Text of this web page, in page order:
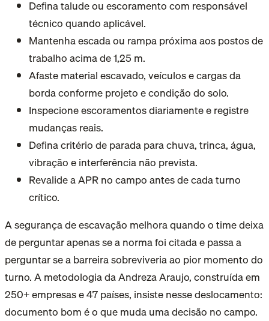
Defina talude ou escoramento com responsável
técnico quando aplicável.
Mantenha escada ou rampa próxima aos postos de
trabalho acima de 1,25 m.
Afaste material escavado, veículos e cargas da
borda conforme projeto e condição do solo.
Inspecione escoramentos diariamente e registre
mudanças reais.
Defina critério de parada para chuva, trinca, água,
vibração e interferência não prevista.
Revalide a APR no campo antes de cada turno
crítico.
A segurança de escavação melhora quando o time deixa
de perguntar apenas se a norma foi citada e passa a
perguntar se a barreira sobreviveria ao pior momento do
turno. A metodologia da Andreza Araujo, construída em
250+ empresas e 47 países, insiste nesse deslocamento:
documento bom é o que muda uma decisão no campo.